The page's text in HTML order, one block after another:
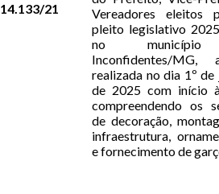
14.133/21
Vereadores eleitos
pleito legislativo
no
Inconfidentes/
realizada no dia 1º de
de 2025 com início
compreendendo os
de decoração,
infraestrutura,
e fornecimento de